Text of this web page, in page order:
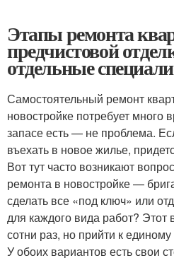
Этапы ремонта
предчистовой
отдельные
Самостоятельный ремонт
новостройке потребует много
запасе есть — не проблема.
въехать в новое жилье,
Вот тут часто возникают
ремонта в новостройке —
сделать все «под ключ» или
для каждого вида работ? Этот
сотни раз, но прийти к
У обоих вариантов есть свои